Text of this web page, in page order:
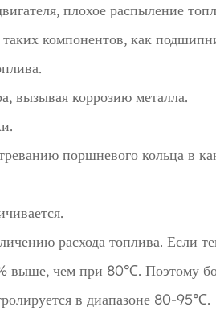
плохое распыление
таких компонентов, как
вызывая коррозию металла.
поршневого кольца в
расхода топлива. Если
выше, чем при 80℃. Поэтому
в диапазоне 80-95℃.